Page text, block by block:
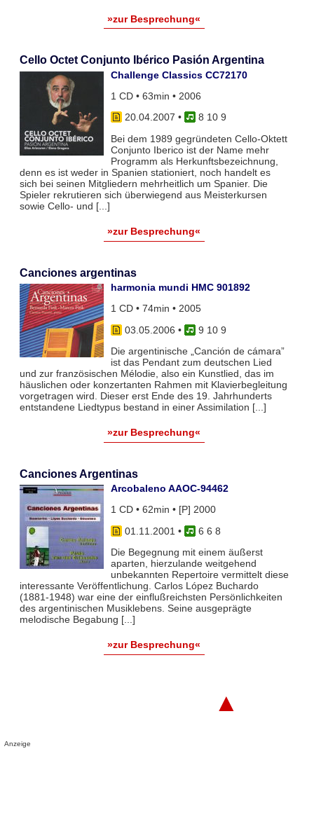
»zur Besprechung«
Cello Octet Conjunto Ibérico Pasión Argentina
Challenge Classics CC72170
1 CD • 63min • 2006
20.04.2007 •
8 10 9
Bei dem 1989 gegründeten Cello-Oktett
Conjunto Iberico ist der Name mehr
Programm als Herkunftsbezeichnung,
denn es ist weder in Spanien stationiert, noch handelt es
sich bei seinen Mitgliedern mehrheitlich um Spanier. Die
Spieler rekrutieren sich überwiegend aus Meisterkursen
sowie Cello- und [...]
»zur Besprechung«
Canciones argentinas
harmonia mundi HMC 901892
1 CD • 74min • 2005
03.05.2006 •
9 10 9
Die argentinische „Canción de cámara”
ist das Pendant zum deutschen Lied
und zur französischen Mélodie, also ein Kunstlied, das im
häuslichen oder konzertanten Rahmen mit Klavierbegleitung
vorgetragen wird. Dieser erst Ende des 19. Jahrhunderts
entstandene Liedtypus bestand in einer Assimilation [...]
»zur Besprechung«
Canciones Argentinas
Arcobaleno AAOC-94462
1 CD • 62min • [P] 2000
01.11.2001 •
6 6 8
Die Begegnung mit einem äußerst
aparten, hierzulande weitgehend
unbekannten Repertoire vermittelt diese
interessante Veröffentlichung. Carlos López Buchardo
(1881-1948) war eine der einflußreichsten Persönlichkeiten
des argentinischen Musiklebens. Seine ausgeprägte
melodische Begabung [...]
»zur Besprechung«
▲
Anzeige